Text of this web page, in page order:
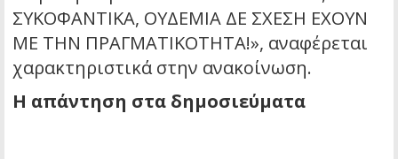
ΣΥΚΟΦΑΝΤΙΚΑ, ΟΥΔΕΜΙΑ ΔΕ ΣΧΕΣΗ ΕΧΟΥΝ
ΜΕ ΤΗΝ ΠΡΑΓΜΑΤΙΚΟΤΗΤΑ!», αναφέρεται
χαρακτηριστικά στην ανακοίνωση.
Η απάντηση στα δημοσιεύματα